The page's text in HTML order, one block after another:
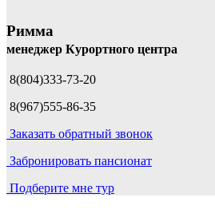
Римма
менеджер Курортного центра
8(804)333-73-20
8(967)555-86-35
Заказать обратный звонок
Забронировать пансионат
Подберите мне тур